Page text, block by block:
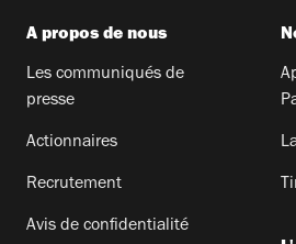
A propos de nous
Les communiqués de
presse
Actionnaires
Recrutement
Avis de confidentialité